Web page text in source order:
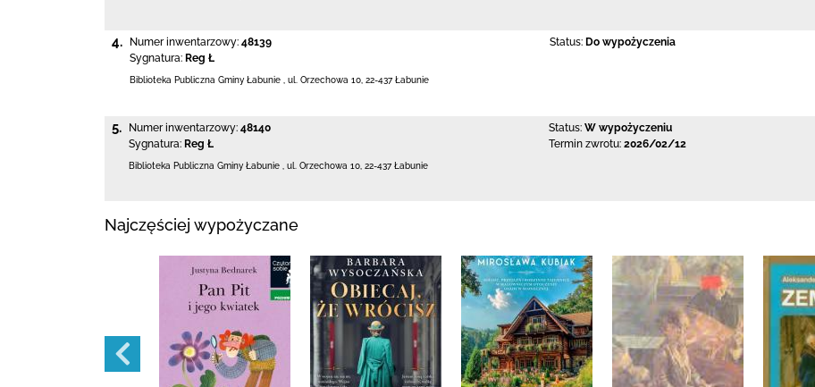
4. Numer inwentarzowy: 48139
Sygnatura: Reg Ł
Status: Do wypożyczenia
Biblioteka Publiczna Gminy Łabunie ul. Orzechowa 10 22-437 Łabunie
5. Numer inwentarzowy: 48140
Sygnatura: Reg Ł
Status: W wypożyczeniu
Termin zwrotu: 2026/02/12
Biblioteka Publiczna Gminy Łabunie ul. Orzechowa 10 22-437 Łabunie
Najczęściej wypożyczane